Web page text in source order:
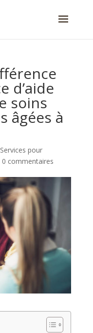
d’aide
soins
âgées à
Services pour
0 commentaires